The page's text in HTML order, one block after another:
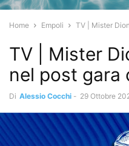
Home Empoli TV | Mister
TV | Mister
nel post gara
Di Alessio Cocchi - 29 Ottobre